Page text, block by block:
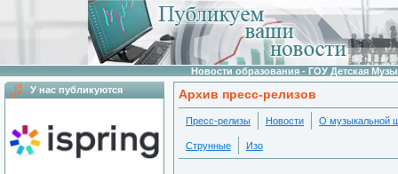
Новости образования - ГОУ Детская
У нас публикуются
Архив пресс-релизов
Пресс-релизы Новости О музыкальной
Струнные Изо